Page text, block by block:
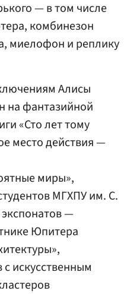
— в том числе
комбинезон
миелофон и реплику
Алисы
на фантазийной
«Сто лет тому
место действия —
миры»,
МГХПУ им. С.
—
Юпитера
искусственным